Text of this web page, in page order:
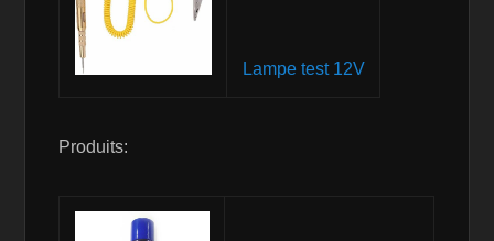
Lampe test 12V
Produits: